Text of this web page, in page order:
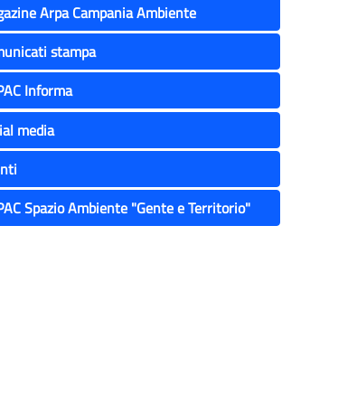
Arpa Campania Ambiente
stampa
Informa
media
Spazio Ambiente "Gente e Territorio"